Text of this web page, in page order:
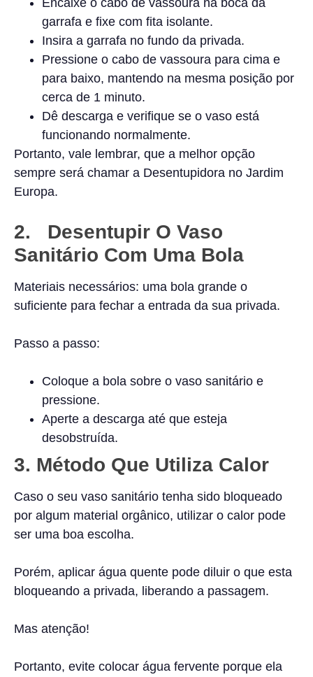
garrafa e fixe com fita isolante.
Insira a garrafa no fundo da privada.
Pressione o cabo de vassoura para cima e
para baixo, mantendo na mesma posição por
cerca de 1 minuto.
Dê descarga e verifique se o vaso está
funcionando normalmente.
Portanto, vale lembrar, que a melhor opção
sempre será chamar a Desentupidora no Jardim
Europa.
2. Desentupir O Vaso
Sanitário Com Uma Bola
Materiais necessários: uma bola grande o
suficiente para fechar a entrada da sua privada.
Passo a passo:
Coloque a bola sobre o vaso sanitário e
pressione.
Aperte a descarga até que esteja
desobstruída.
3. Método Que Utiliza Calor
Caso o seu vaso sanitário tenha sido bloqueado
por algum material orgânico, utilizar o calor pode
ser uma boa escolha.
Porém, aplicar água quente pode diluir o que esta
bloqueando a privada, liberando a passagem.
Mas atenção!
Portanto, evite colocar água fervente porque ela